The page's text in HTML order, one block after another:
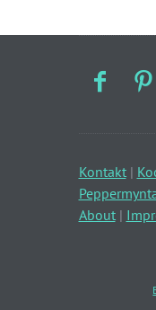
Kontakt|
About|